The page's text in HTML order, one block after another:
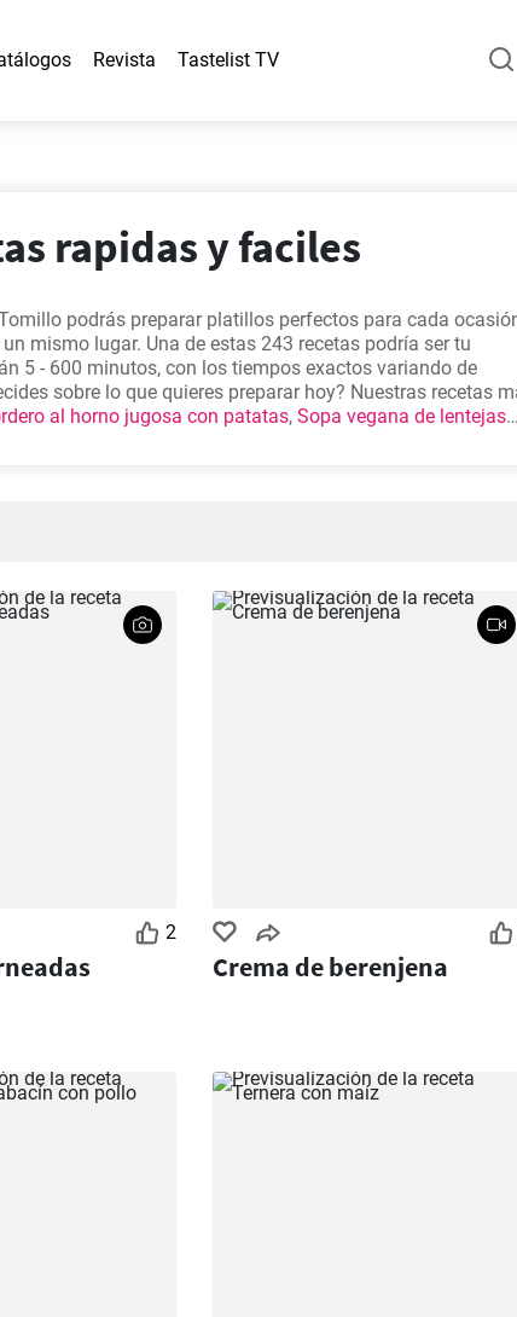
Revista Tastelist TV
rapidas y faciles
podrás preparar platillos perfectos para cada
mismo lugar. Una de estas 243 recetas podría ser tu
5 - 600 minutos, con los tiempos exactos variando de
sobre lo que quieres preparar hoy? Nuestras recetas
al horno jugosa con patatas, Sopa vegana de lentejas
2
Crema de berenjena